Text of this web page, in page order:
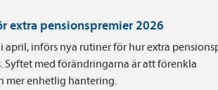
extra pensionspremier 2026
april, införs nya rutiner för hur extra
Syftet med förändringarna är att förenkla
mer enhetlig hantering.